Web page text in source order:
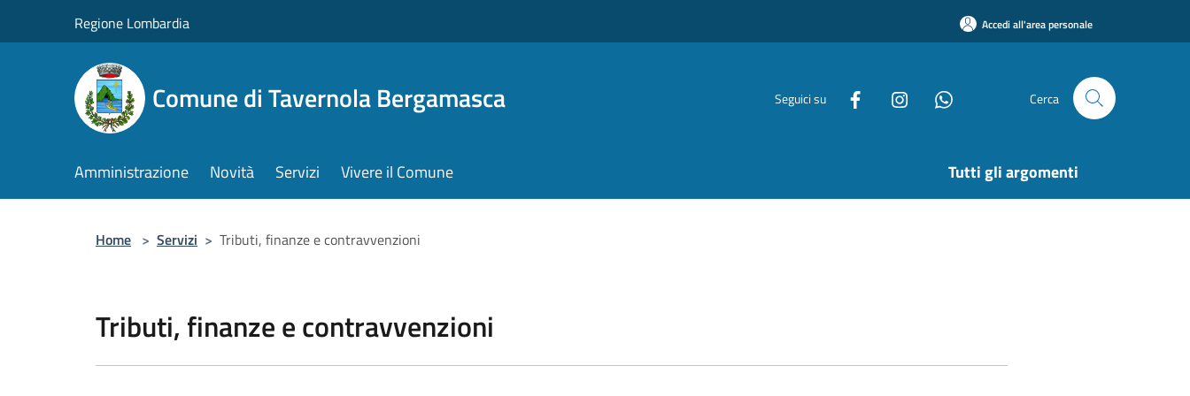
Regione Lombardia Accedi all'area personale
Comune di Tavernola Bergamasca Seguici su Cerca
Amministrazione Novità Servizi Vivere il Comune Tutti gli argomenti
Home > Servizi > Tributi, finanze e contravvenzioni
Tributi, finanze e contravvenzioni